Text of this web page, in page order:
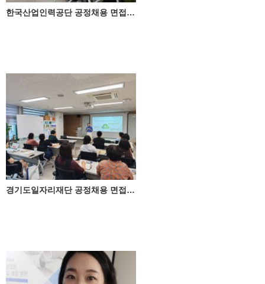
한국산업인력공단 공정채용 면접관교육
경기도일자리재단 공정채용 면접교육